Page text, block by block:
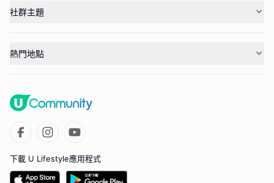
社群主題
熱門地點
下載 U Lifestyle應用程式